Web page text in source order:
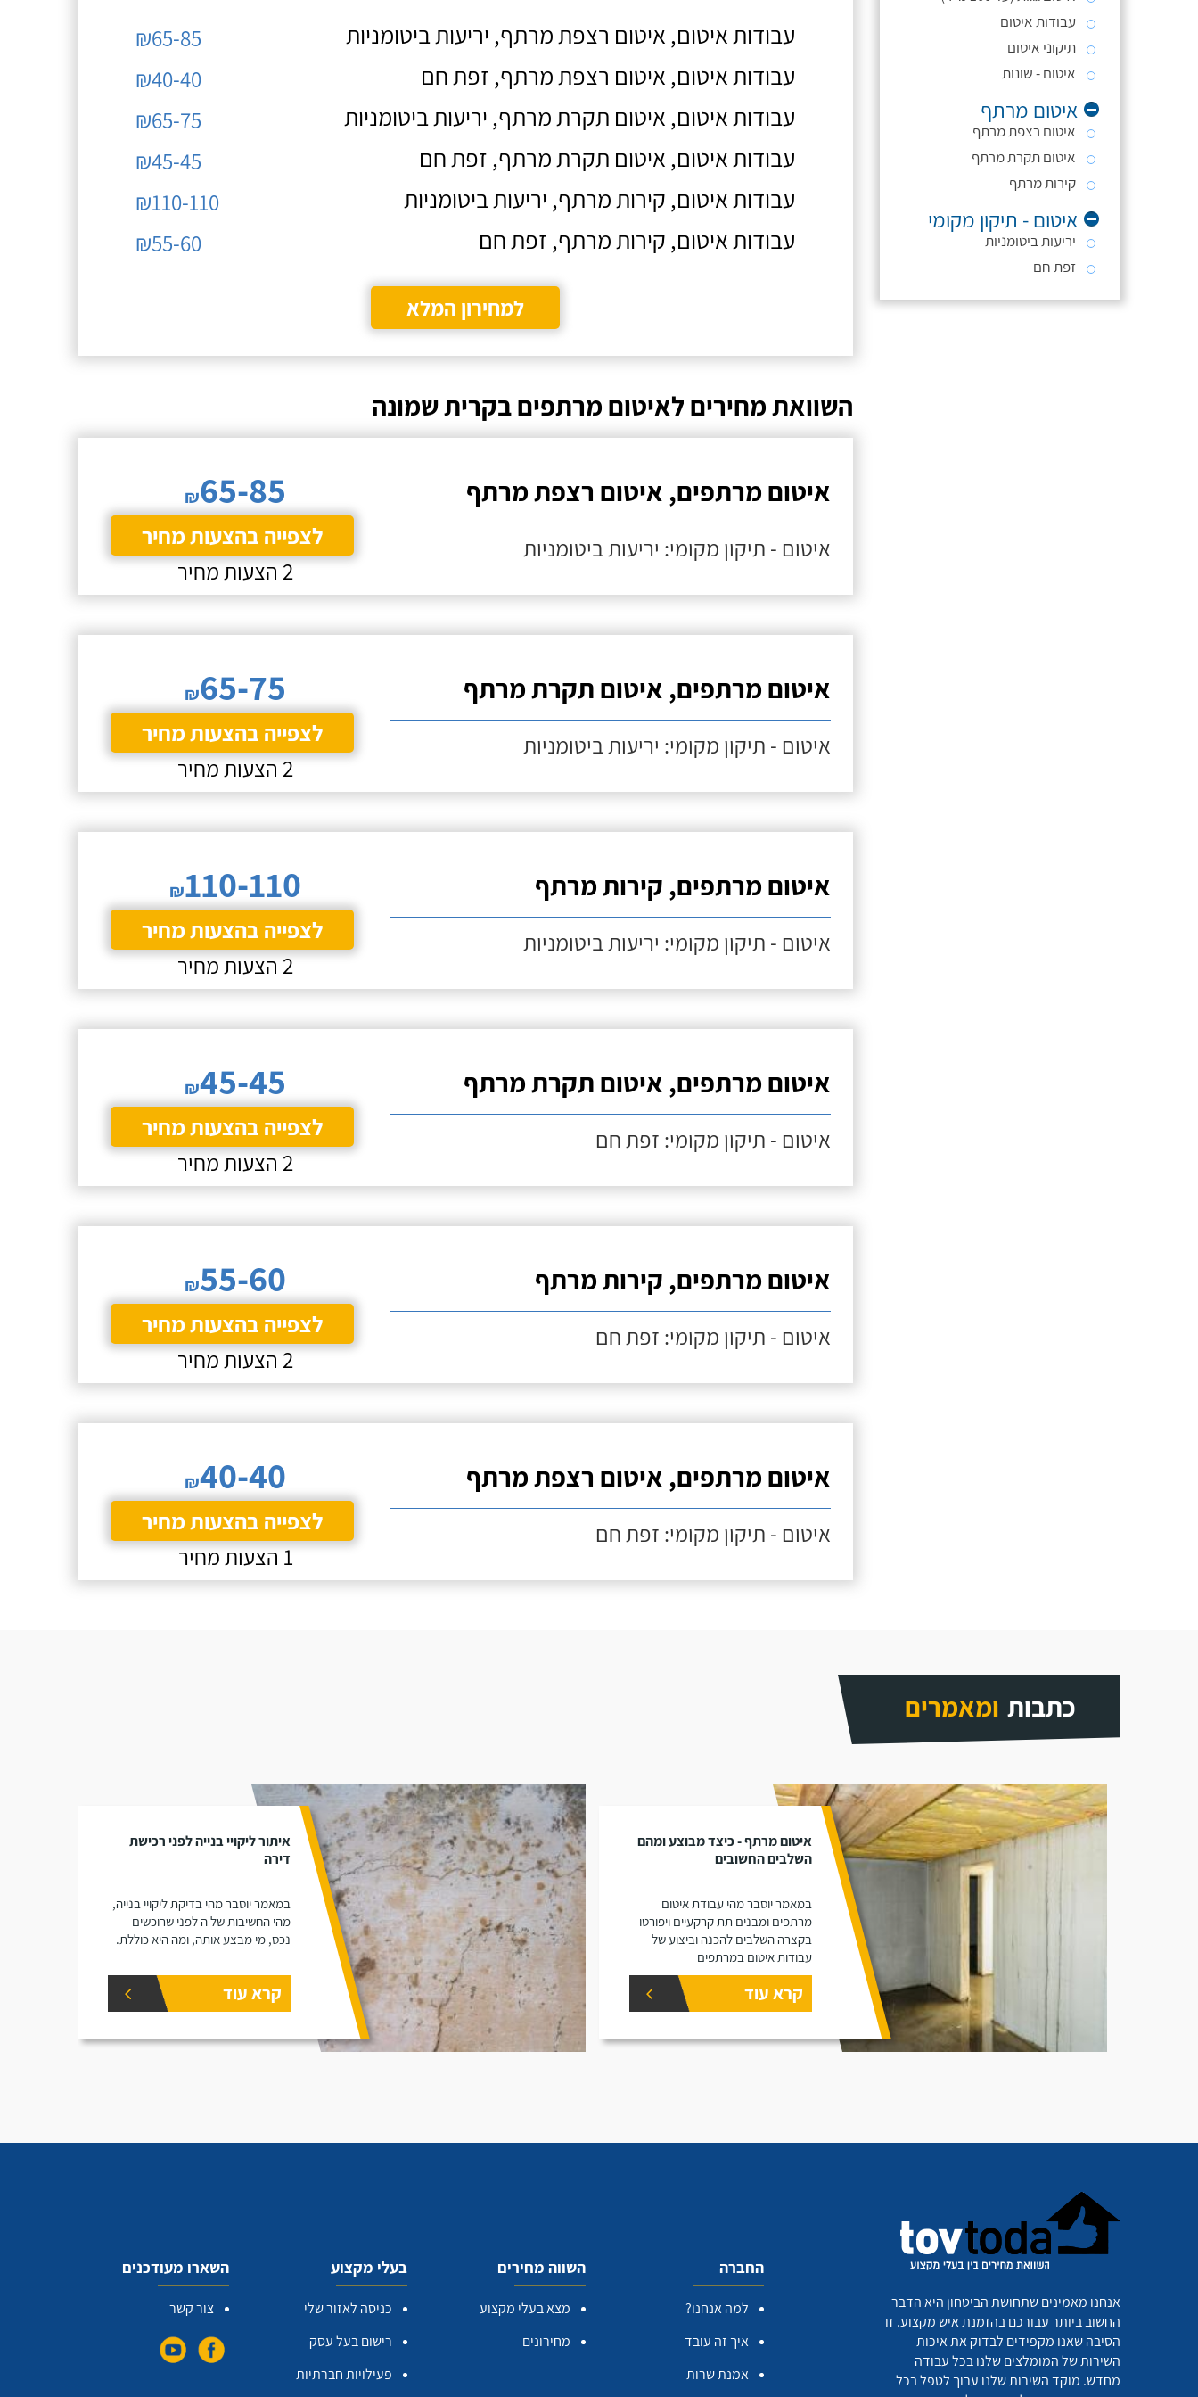
עבודות איטום
תיקוני איטום
איטום - שונות
איטום מרתף
איטום רצפת מרתף
איטום תקרת מרתף
קירות מרתף
איטום - תיקון מקומי
יריעות ביטומניות
זפת חם
הגעתי לנוהל דרך
עבודה אחרת, שראיתי
אצל חבר ומאוד
התרשמתי מרמת
עבודות איטום, איטום רצפת מרתף, יריעות ביטומניות ₪65-85
עבודות איטום, איטום רצפת מרתף, זפת חם ₪40-40
עבודות איטום, איטום תקרת מרתף, יריעות ביטומניות ₪65-75
עבודות איטום, איטום תקרת מרתף, זפת חם ₪45-45
עבודות איטום, קירות מרתף, יריעות ביטומניות ₪110-110
עבודות איטום, קירות מרתף, זפת חם ₪55-60
למחירון המלא
השוואת מחירים לאיטום מרתפים בקרית שמונה
איטום מרתפים, איטום רצפת מרתף
איטום - תיקון מקומי: יריעות ביטומניות
₪65-85
לצפייה בהצעות מחיר
2 הצעות מחיר
איטום מרתפים, איטום תקרת מרתף
איטום - תיקון מקומי: יריעות ביטומניות
₪65-75
לצפייה בהצעות מחיר
2 הצעות מחיר
איטום מרתפים, קירות מרתף
איטום - תיקון מקומי: יריעות ביטומניות
₪110-110
לצפייה בהצעות מחיר
2 הצעות מחיר
איטום מרתפים, איטום תקרת מרתף
איטום - תיקון מקומי: זפת חם
₪45-45
לצפייה בהצעות מחיר
2 הצעות מחיר
איטום מרתפים, קירות מרתף
איטום - תיקון מקומי: זפת חם
₪55-60
לצפייה בהצעות מחיר
2 הצעות מחיר
איטום מרתפים, איטום רצפת מרתף
איטום - תיקון מקומי: זפת חם
₪40-40
לצפייה בהצעות מחיר
1 הצעות מחיר
כתבות ומאמרים
איטום מרתף - כיצד מבוצע ומהם
השלבים החשובים
במאמר יוסבר מהי עבודת איטום
מרתפים ומבנים תת קרקעיים ויפורטו
בקצרה השלבים להכנה וביצוע של
עבודות איטום במרתפים
קרא עוד
איתור ליקויי בנייה לפני רכישת
דירה
במאמר יוסבר מהי בדיקת ליקויי בנייה,
מהי החשיבות של ה לפני שרוכשים
נכס, מי מבצע אותה, ומה היא כוללת.
קרא עוד
אנחנו מאמינים שתחושת הביטחון היא הדבר
החשוב ביותר עבורכם בהזמנת איש מקצוע. זו
הסיבה שאנו מקפידים לבדוק את איכות
השירות של המומלצים שלנו בכל עבודה
מחדש. מוקד השירות שלנו ערוך לטפל בכל
החברה
למה אנחנו?
איך זה עובד
אמנת שרות
השווה מחירים
מצא בעלי מקצוע
מחירונים
בעלי מקצוע
כניסה לאזור שלי
רישום בעל עסק
פעילויות חברתיות
השארו מעודכנים
צור קשר